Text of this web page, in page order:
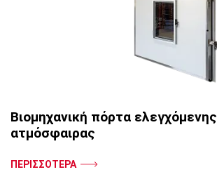
Βιομηχανική πόρτα ελεγχόμενης
ατμόσφαιρας
ΠΕΡΙΣΣΟΤΕΡΑ